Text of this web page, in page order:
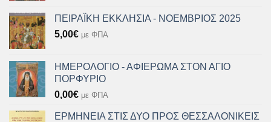
ΠΕΙΡΑΪΚΗ ΕΚΚΛΗΣΙΑ - ΝΟΕΜΒΡΙΟΣ 2025
5,00€ με ΦΠΑ
ΗΜΕΡΟΛΟΓΙΟ - ΑΦΙΕΡΩΜΑ ΣΤΟΝ ΑΓΙΟ
ΠΟΡΦΥΡΙΟ
0,00€ με ΦΠΑ
ΕΡΜΗΝΕΙΑ ΣΤΙΣ ΔΥΟ ΠΡΟΣ ΘΕΣΣΑΛΟΝΙΚΕΙΣ